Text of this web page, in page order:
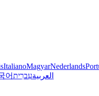
ItalianoMagyarNederlands
어 العربيةעִברִית